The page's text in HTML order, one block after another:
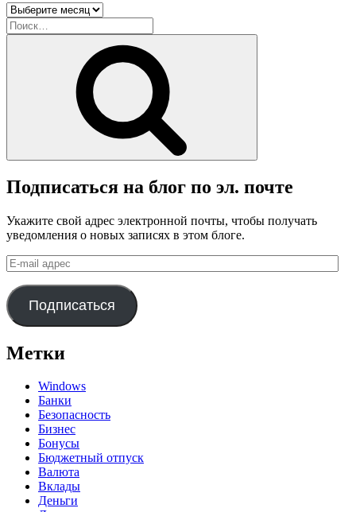
Архив
блога
Искать:
Подписаться на блог по эл. почте
Укажите свой адрес электронной почты, чтобы получать
уведомления о новых записях в этом блоге.
E-
mail
адрес
Подписаться
Метки
Windows
Банки
Безопасность
Бизнес
Бонусы
Бюджетный отпуск
Валюта
Вклады
Деньги